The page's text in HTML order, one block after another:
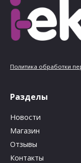
Политика обработки
Разделы
Новости
Магазин
Отзывы
Контакты